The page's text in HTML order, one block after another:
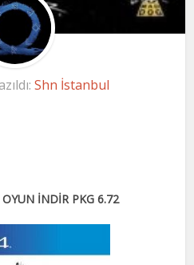
Shn İstanbul
İNDİR PKG 6.72